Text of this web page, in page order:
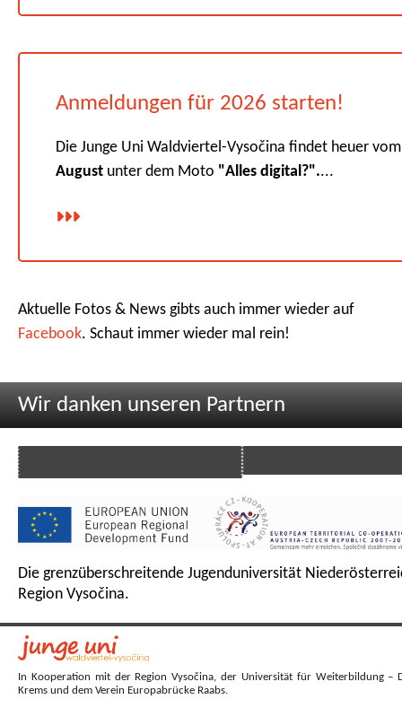
Anmeldungen für 2026 starten!
Die Junge Uni Waldviertel-Vysočina findet heuer
August unter dem Moto "Alles digital?"....
Aktuelle Fotos & News gibts auch immer wieder auf
Facebook. Schaut immer wieder mal rein!
Wir danken unseren Partnern
Die grenzüberschreitende Jugenduniversität
Region Vysočina.
In Kooperation mit der Region Vysočina, der Universität für Weiterbildung –
Krems und dem Verein Europabrücke Raabs.